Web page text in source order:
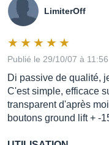
LimiterOff
Publié le 29/10/07 à 11:56
Di passive de qualité,
C'est simple, efficace
transparent d'après
boutons ground lift + -